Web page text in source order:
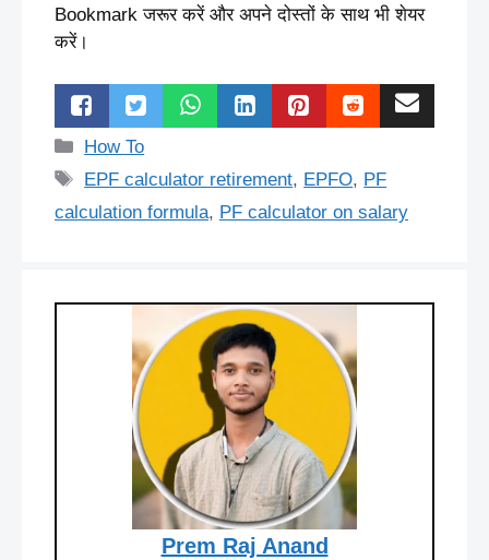
Bookmark जरूर करें और अपने दोस्तों के साथ भी शेयर
करें।
Categories
How To
Tags
EPF calculator retirement, EPFO, PF
calculation formula, PF calculator on salary
Prem Raj Anand